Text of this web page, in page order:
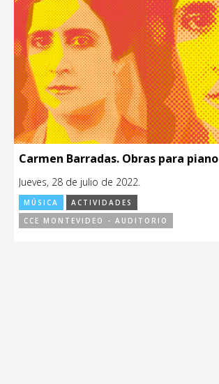
Carmen Barradas. Obras para piano
Jueves, 28 de julio de 2022.
MÚSICA
ACTIVIDADES
CCE MONTEVIDEO - AUDITORIO